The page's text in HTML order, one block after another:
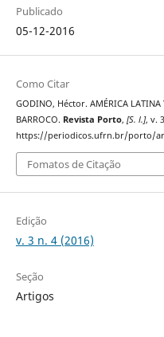
Publicado
05-12-2016
Como Citar
GODINO, Héctor. AMÉRICA LATINA
BARROCO. Revista Porto, [S. l.], v.
https://periodicos.ufrn.br/porto/
Fomatos de Citação
Edição
v. 3 n. 4 (2016)
Seção
Artigos